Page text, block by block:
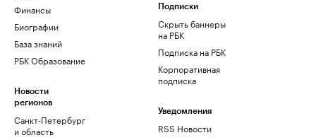
Финансы
Биографии
База знаний
РБК Образование
Новости
регионов
Санкт-Петербург
и область
Подписки
Скрыть баннеры
на РБК
Подписка на РБК
Корпоративная
подписка
Уведомления
RSS Новости